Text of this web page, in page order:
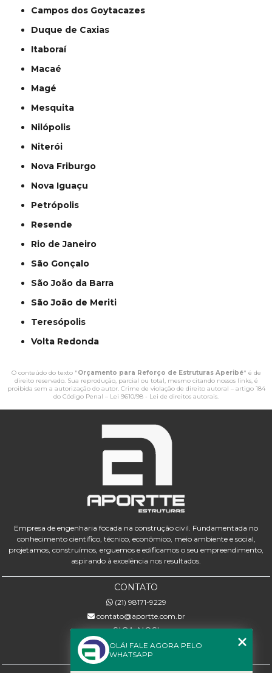
Campos dos Goytacazes
Duque de Caxias
Itaboraí
Macaé
Magé
Mesquita
Nilópolis
Niterói
Nova Friburgo
Nova Iguaçu
Petrópolis
Resende
Rio de Janeiro
São Gonçalo
São João da Barra
São João de Meriti
Teresópolis
Volta Redonda
O conteúdo do texto "Orçamento para Reforço de Estruturas Aperibé" é de
direito reservado. Sua reprodução, parcial ou total, mesmo citando nossos links, é
proibida sem a autorização do autor. Crime de violação de direito autoral – artigo 184
do Código Penal – Lei 9610/98 - Lei de direitos autorais.
Empresa de engenharia focada na construção civil. Fundamentada no
conhecimento científico, técnico, econômico, meio ambiente e social,
projetamos, construímos, erguemos e edificamos o seu empreendimento,
aspirando à excelência nos resultados.
CONTATO
(21) 98171-9229
contato@aportte.com.br
SIGA-NOS!
OLÁ! FALE AGORA PELO
WHATSAPP